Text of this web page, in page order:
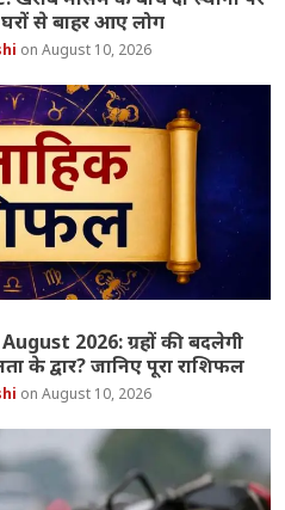
से बाहर आए लोग
August 10, 2026
2026: ग्रहों की बदलेगी
द्वार? जानिए पूरा राशिफल
August 10, 2026